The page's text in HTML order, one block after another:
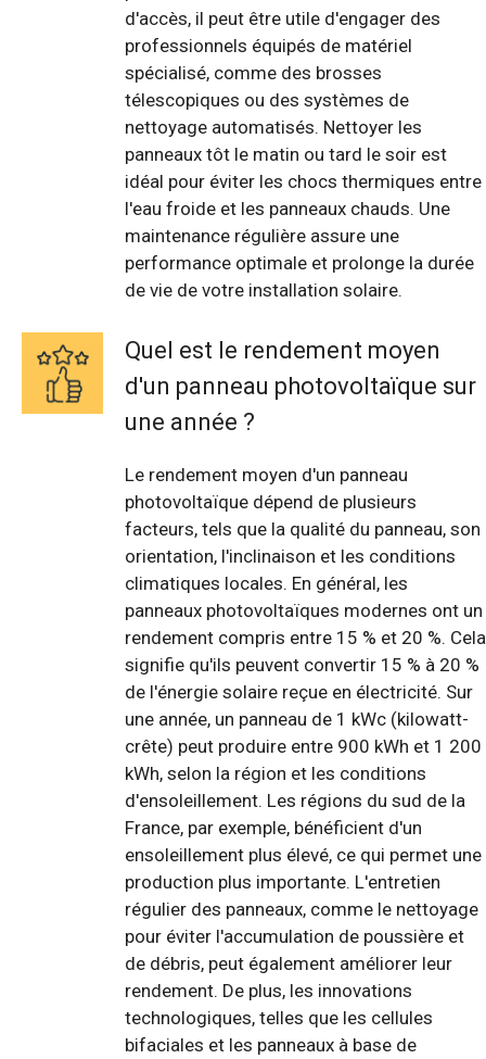
d'accès, il peut être utile d'engager des
professionnels équipés de matériel
spécialisé, comme des brosses
télescopiques ou des systèmes de
nettoyage automatisés. Nettoyer les
panneaux tôt le matin ou tard le soir est
idéal pour éviter les chocs thermiques entre
l'eau froide et les panneaux chauds. Une
maintenance régulière assure une
performance optimale et prolonge la durée
de vie de votre installation solaire.
Quel est le rendement moyen
d'un panneau photovoltaïque sur
une année ?
Le rendement moyen d'un panneau
photovoltaïque dépend de plusieurs
facteurs, tels que la qualité du panneau, son
orientation, l'inclinaison et les conditions
climatiques locales. En général, les
panneaux photovoltaïques modernes ont un
rendement compris entre 15 % et 20 %. Cela
signifie qu'ils peuvent convertir 15 % à 20 %
de l'énergie solaire reçue en électricité. Sur
une année, un panneau de 1 kWc (kilowatt-
crête) peut produire entre 900 kWh et 1 200
kWh, selon la région et les conditions
d'ensoleillement. Les régions du sud de la
France, par exemple, bénéficient d'un
ensoleillement plus élevé, ce qui permet une
production plus importante. L'entretien
régulier des panneaux, comme le nettoyage
pour éviter l'accumulation de poussière et
de débris, peut également améliorer leur
rendement. De plus, les innovations
technologiques, telles que les cellules
bifaciales et les panneaux à base de